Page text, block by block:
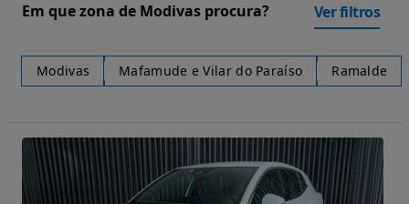
Em que zona de Modivas procura? Ver filtros
Modivas Mafamude e Vilar do Paraíso Ramalde